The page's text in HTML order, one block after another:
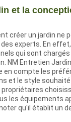
et la
créer un jardin ne
experts. En
qui sont chargés
NM Entretien
en compte les
et le style
les équipements
qu'il établit un